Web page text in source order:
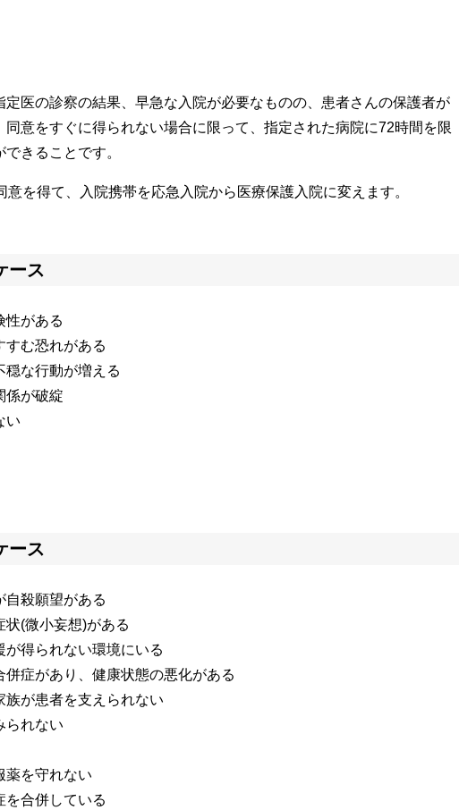
定医の診察の結果、早急な入院が必要なものの、患者さんの保護者が
意をすぐに得られない場合に限って、指定された病院に72時間を限
きることです。
を得て、入院携帯を応急入院から医療保護入院に変えます。
ース
がある
む恐れがある
な行動が増える
係が破綻
い
ース
殺願望がある
(微小妄想)がある
得られない環境にいる
症があり、健康状態の悪化がある
が患者を支えられない
られない
を守れない
合併している